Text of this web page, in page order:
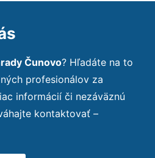
Čunovo? Hľadáte na to
profesionálov za
informácií či nezáväznú
kontaktovať –